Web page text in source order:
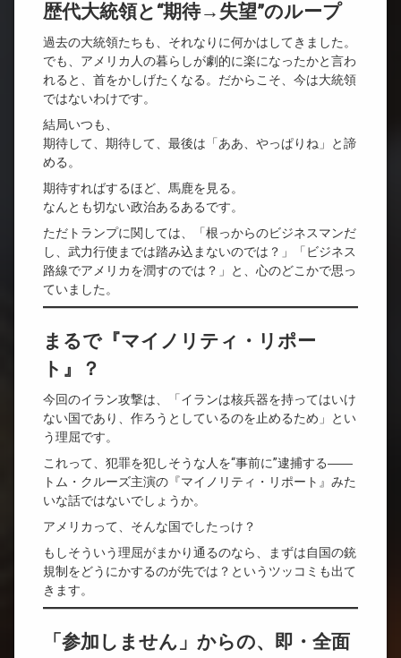
歴代大統領と“期待→失望”のループ
過去の大統領たちも、それなりに何かはしてきました。
でも、アメリカ人の暮らしが劇的に楽になったかと言わ
れると、首をかしげたくなる。だからこそ、今は大統領
ではないわけです。
結局いつも、
期待して、期待して、最後は「ああ、やっぱりね」と諦
める。
期待すればするほど、馬鹿を見る。
なんとも切ない政治あるあるです。
ただトランプに関しては、「根っからのビジネスマンだ
し、武力行使までは踏み込まないのでは？」「ビジネス
路線でアメリカを潤すのでは？」と、心のどこかで思っ
ていました。
まるで『マイノリティ・リポー
ト』？
今回のイラン攻撃は、「イランは核兵器を持ってはいけ
ない国であり、作ろうとしているのを止めるため」とい
う理屈です。
これって、犯罪を犯しそうな人を“事前に”逮捕する――
トム・クルーズ主演の『マイノリティ・リポート』みた
いな話ではないでしょうか。
アメリカって、そんな国でしたっけ？
もしそういう理屈がまかり通るのなら、まずは自国の銃
規制をどうにかするのが先では？というツッコミも出て
きます。
「参加しません」からの、即・全面